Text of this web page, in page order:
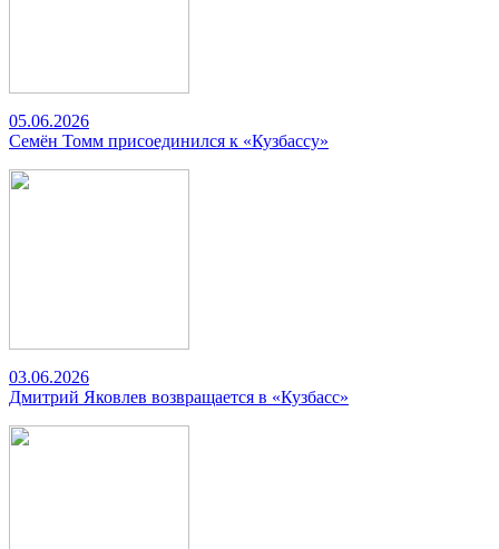
05.06.2026
Семён Томм присоединился к «Кузбассу»
03.06.2026
Дмитрий Яковлев возвращается в «Кузбасс»